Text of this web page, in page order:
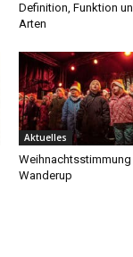
Definition, Funktion
Arten
Aktuelles
Weihnachtsstimmung
Wanderup